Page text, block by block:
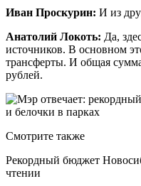
Иван Проскурин: И из
Анатолий Локоть: Да,
источников. В основном
трансферты. И общая
рублей.
Смотрите также
Рекордный бюджет
чтении